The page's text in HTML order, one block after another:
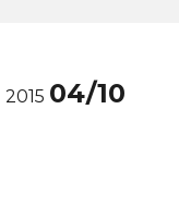
2015 04/10